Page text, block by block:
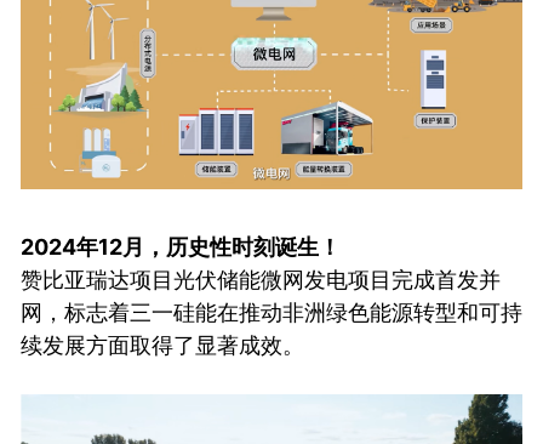
2024年12月，历史性时刻诞生！
赞比亚瑞达项目光伏储能微网发电项目完成首发并
网，标志着三一硅能在推动非洲绿色能源转型和可持
续发展方面取得了显著成效。